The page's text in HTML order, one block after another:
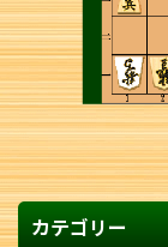
カテゴリー